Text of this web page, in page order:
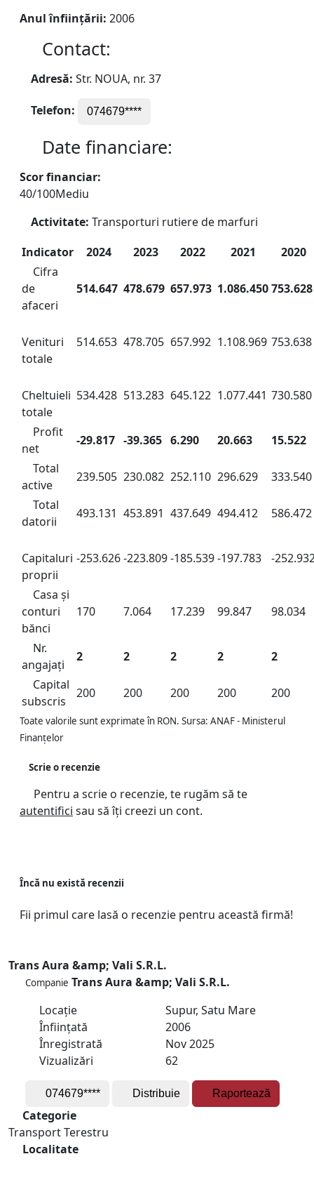
Anul înființării: 2006
Contact:
Adresă: Str. NOUA, nr. 37
Telefon: 074679****
Date financiare:
Scor financiar:
40/100Mediu
Activitate: Transporturi rutiere de marfuri
Indicator
2024 2023 2022 2021
2020
Cifra
de
afaceri
514.647 478.679 657.973 1.086.450753.628
Venituri
totale
514.653 478.705 657.992 1.108.969 753.638
Cheltuieli
totale
534.428 513.283 645.122 1.077.441 730.580
Profit
net
-29.817 -39.365 6.290 20.663
15.522
Total
active
239.505 230.082 252.110 296.629
333.540
Total
datorii
493.131 453.891 437.649 494.412 586.472
Capitaluri
proprii
-253.626-223.809-185.539-197.783 -
Casa și
conturi
bănci
170 7.064 17.239 99.847 98.034
Nr.
angajați
2 2 2 2
2
Capital
subscris
200 200 200 200 200
Toate valorile sunt exprimate în RON. Sursa: ANAF - Ministerul
Finanțelor
Scrie o recenzie
Pentru a scrie o recenzie, te rugăm să te
autentifici sau să îți creezi un cont.
Încă nu există recenzii
Fii primul care lasă o recenzie pentru această firmă!
Trans Aura &amp; Vali S.R.L.
Companie Trans Aura &amp; Vali S.R.L.
Locație
Supur, Satu Mare
Înființată
2006
Înregistrată
Nov 2025
Vizualizări
62
074679**** Distribuie Raportează
Categorie
Transport Terestru
Localitate